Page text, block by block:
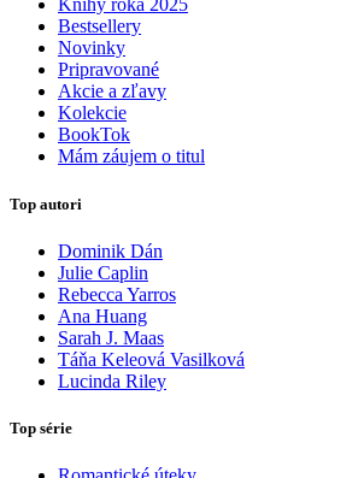
Knihy roka 2025
Bestsellery
Novinky
Pripravované
Akcie a zľavy
Kolekcie
BookTok
Mám záujem o titul
Top autori
Dominik Dán
Julie Caplin
Rebecca Yarros
Ana Huang
Sarah J. Maas
Táňa Keleová Vasilková
Lucinda Riley
Top série